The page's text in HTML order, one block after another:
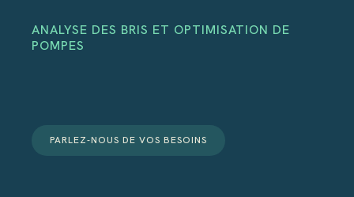
ANALYSE DES BRIS ET OPTIMISATION DE
POMPES
PARLEZ-NOUS DE VOS BESOINS